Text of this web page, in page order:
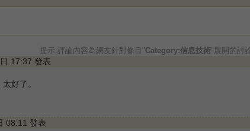
提示:評論內容為網友針對條目"Category:信息技術"展開的討
17:37 發表
好了。
08:11 發表